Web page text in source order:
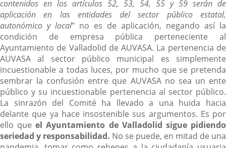
contenidos en los artículos 52, 53, 54, 55 y 59 serán de
aplicación en las entidades del sector público estatal,
autonómico y local" no es de aplicación, negando así la
condición de empresa pública perteneciente al
Ayuntamiento de Valladolid de AUVASA. La pertenencia de
AUVASA al sector público municipal es simplemente
incuestionable a todas luces, por mucho que se pretenda
sembrar la confusión entre que AUVASA no sea un ente
público y su incuestionable pertenencia al sector público.
La sinrazón del Comité ha llevado a una huida hacia
delante que ya hace insostenible sus argumentos. Es por
ello queel Ayuntamiento de Valladolid sigue pidiendo
seriedad y responsabilidad. No se puede, en mitad de una